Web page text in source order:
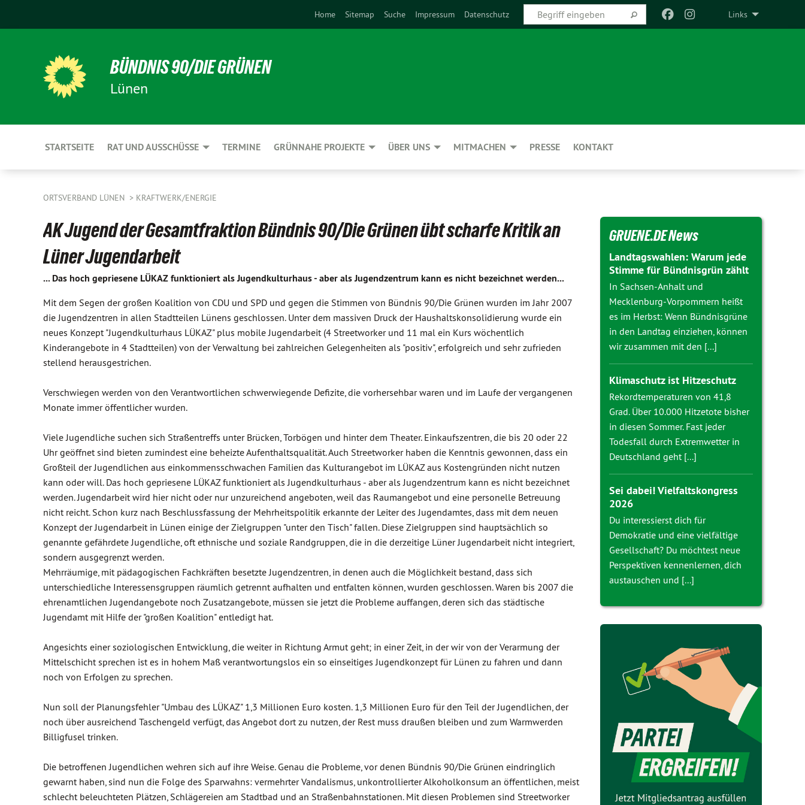
Links
Home Sitemap Suche Impressum Datenschutz
BÜNDNIS 90/DIE GRÜNEN
Lünen
STARTSEITE RAT UND AUSSCHÜSSE TERMINE GRÜNNAHE PROJEKTE ÜBER UNS MITMACHEN PRESSE KONTAKT
ORTSVERBAND LÜNEN KRAFTWERK/ENERGIE
AK Jugend der Gesamtfraktion Bündnis 90/Die Grünen übt scharfe Kritik an
Lüner Jugendarbeit
... Das hoch gepriesene LÜKAZ funktioniert als Jugendkulturhaus - aber als Jugendzentrum kann es nicht bezeichnet werden...
Mit dem Segen der großen Koalition von CDU und SPD und gegen die Stimmen von Bündnis 90/Die Grünen wurden im Jahr 2007
die Jugendzentren in allen Stadtteilen Lünens geschlossen. Unter dem massiven Druck der Haushaltskonsolidierung wurde ein
neues Konzept "Jugendkulturhaus LÜKAZ" plus mobile Jugendarbeit (4 Streetworker und 11 mal ein Kurs wöchentlich
Kinderangebote in 4 Stadtteilen) von der Verwaltung bei zahlreichen Gelegenheiten als "positiv", erfolgreich und sehr zufrieden
stellend herausgestrichen.
Verschwiegen werden von den Verantwortlichen schwerwiegende Defizite, die vorhersehbar waren und im Laufe der vergangenen
Monate immer öffentlicher wurden.
Viele Jugendliche suchen sich Straßentreffs unter Brücken, Torbögen und hinter dem Theater. Einkaufszentren, die bis 20 oder 22
Uhr geöffnet sind bieten zumindest eine beheizte Aufenthaltsqualität. Auch Streetworker haben die Kenntnis gewonnen, dass ein
Großteil der Jugendlichen aus einkommensschwachen Familien das Kulturangebot im LÜKAZ aus Kostengründen nicht nutzen
kann oder will. Das hoch gepriesene LÜKAZ funktioniert als Jugendkulturhaus - aber als Jugendzentrum kann es nicht bezeichnet
werden. Jugendarbeit wird hier nicht oder nur unzureichend angeboten, weil das Raumangebot und eine personelle Betreuung
nicht reicht. Schon kurz nach Beschlussfassung der Mehrheitspolitik erkannte der Leiter des Jugendamtes, dass mit dem neuen
Konzept der Jugendarbeit in Lünen einige der Zielgruppen "unter den Tisch" fallen. Diese Zielgruppen sind hauptsächlich so
genannte gefährdete Jugendliche, oft ethnische und soziale Randgruppen, die in die derzeitige Lüner Jugendarbeit nicht integriert,
sondern ausgegrenzt werden.
Mehrräumige, mit pädagogischen Fachkräften besetzte Jugendzentren, in denen auch die Möglichkeit bestand, dass sich
unterschiedliche Interessensgruppen räumlich getrennt aufhalten und entfalten können, wurden geschlossen. Waren bis 2007 die
ehrenamtlichen Jugendangebote noch Zusatzangebote, müssen sie jetzt die Probleme auffangen, deren sich das städtische
Jugendamt mit Hilfe der "großen Koalition" entledigt hat.
Angesichts einer soziologischen Entwicklung, die weiter in Richtung Armut geht; in einer Zeit, in der wir von der Verarmung der
Mittelschicht sprechen ist es in hohem Maß verantwortungslos ein so einseitiges Jugendkonzept für Lünen zu fahren und dann
noch von Erfolgen zu sprechen.
Nun soll der Planungsfehler "Umbau des LÜKAZ" 1,3 Millionen Euro kosten. 1,3 Millionen Euro für den Teil der Jugendlichen, der
noch über ausreichend Taschengeld verfügt, das Angebot dort zu nutzen, der Rest muss draußen bleiben und zum Warmwerden
Billigfusel trinken.
Die betroffenen Jugendlichen wehren sich auf ihre Weise. Genau die Probleme, vor denen Bündnis 90/Die Grünen eindringlich
gewarnt haben, sind nun die Folge des Sparwahns: vermehrter Vandalismus, unkontrollierter Alkoholkonsum an öffentlichen, meist
schlecht beleuchteten Plätzen, Schlägereien am Stadtbad und an Straßenbahnstationen. Mit diesen Problemen sind Streetworker
GRUENE.DE News
Landtagswahlen: Warum jede
Stimme für Bündnisgrün zählt
In Sachsen-Anhalt und
Mecklenburg-Vorpommern heißt
es im Herbst: Wenn Bündnisgrüne
in den Landtag einziehen, können
wir zusammen mit den [...]
Klimaschutz ist Hitzeschutz
Rekordtemperaturen von 41,8
Grad. Über 10.000 Hitzetote bisher
in diesen Sommer. Fast jeder
Todesfall durch Extremwetter in
Deutschland geht [...]
Sei dabei! Vielfaltskongress
2026
Du interessierst dich für
Demokratie und eine vielfältige
Gesellschaft? Du möchtest neue
Perspektiven kennenlernen, dich
austauschen und [...]